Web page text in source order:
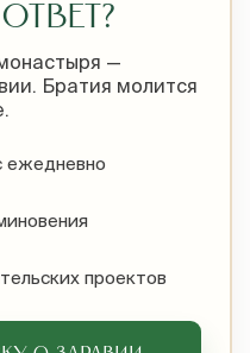
—
Братия молится
ежедневно
проектов